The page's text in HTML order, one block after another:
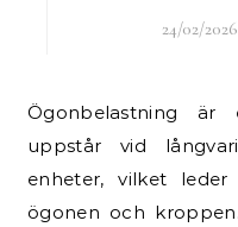
24/02/2026
Ögonbelastning är ett vanligt problem som
uppstår vid
enheter, vilket
ögonen och